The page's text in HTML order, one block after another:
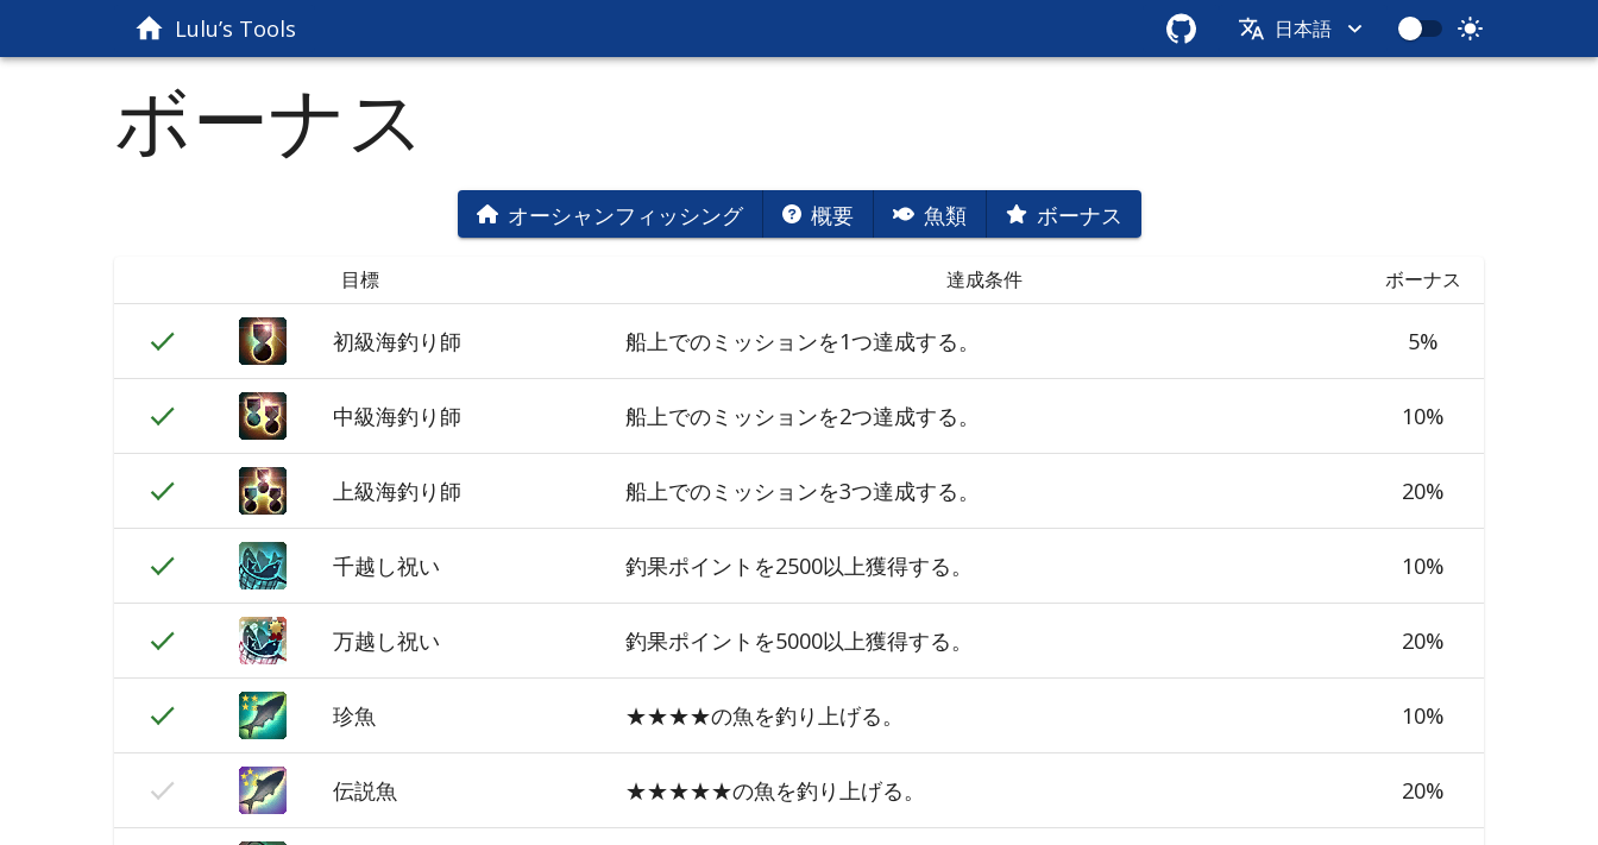
Lulu’s Tools 日本語
ボーナス
オーシャンフィッシング 概要 魚類 ボーナス
目標 達成条件 ボーナス
初級海釣り師 船上でのミッションを1つ達成する。 5%
中級海釣り師 船上でのミッションを2つ達成する。 10%
上級海釣り師 船上でのミッションを3つ達成する。 20%
千越し祝い 釣果ポイントを2500以上獲得する。 10%
万越し祝い 釣果ポイントを5000以上獲得する。 20%
珍魚 ★★★★の魚を釣り上げる。 10%
伝説魚 ★★★★★の魚を釣り上げる。 20%